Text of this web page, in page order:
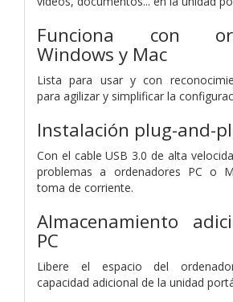
Funciona con
Windows y Mac
Lista para usar y con
para agilizar y simplificar la
Instalación plug-and-
Con el cable USB 3.0 de alta
problemas a ordenadores PC o
toma de corriente.
Almacenamiento
PC
Libere el espacio del
capacidad adicional de la unidad